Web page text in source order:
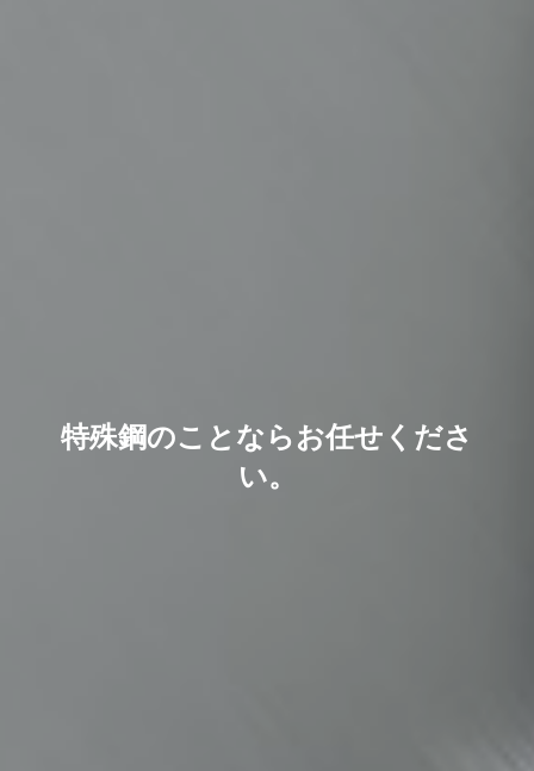
特殊鋼のことならお任せくださ
い。